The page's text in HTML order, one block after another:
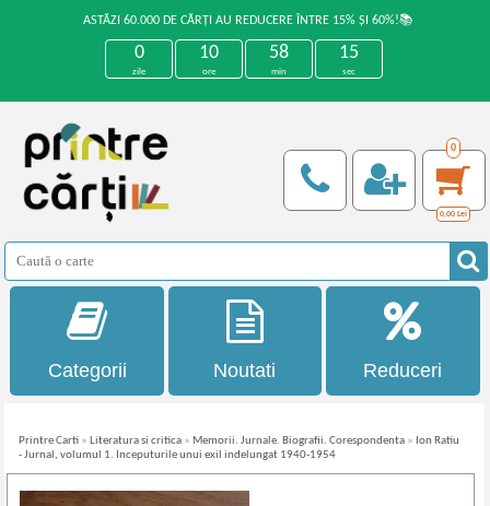
ASTĂZI 60.000 DE CĂRȚI AU REDUCERE ÎNTRE 15% ȘI 60%!📚
0
zile
10
ore
58
min
15
sec
0
0,00 Lei
Categorii Noutati Reduceri
Printre Carti » Literatura si critica » Memorii. Jurnale. Biografii. Corespondenta » Ion Ratiu
- Jurnal, volumul 1. Inceputurile unui exil indelungat 1940-1954